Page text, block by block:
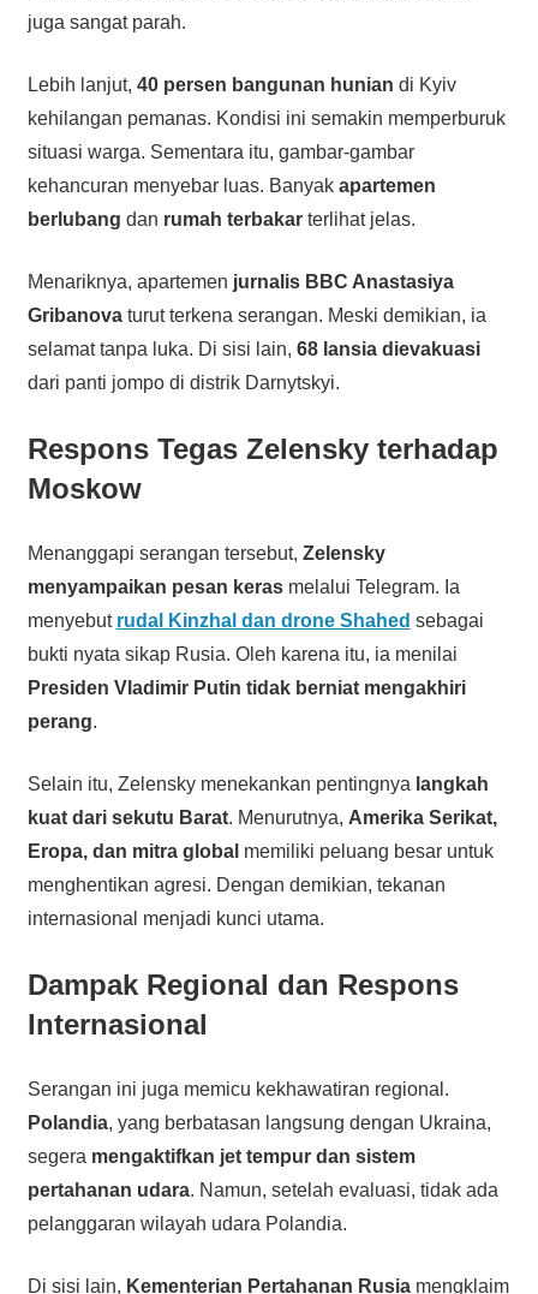
juga sangat parah.
Lebih lanjut, 40 persen bangunan hunian di Kyiv
kehilangan pemanas. Kondisi ini semakin memperburuk
situasi warga. Sementara itu, gambar-gambar
kehancuran menyebar luas. Banyak apartemen
berlubang dan rumah terbakarterlihat jelas.
Menariknya, apartemen jurnalis BBC Anastasiya
Gribanovaturut terkena serangan. Meski demikian, ia
selamat tanpa luka. Di sisi lain, 68 lansia dievakuasi
dari panti jompo di distrik Darnytskyi.
Respons Tegas Zelensky terhadap
Moskow
Menanggapi serangan tersebut, Zelensky
menyampaikan pesan kerasmelalui Telegram. Ia
menyebut rudal Kinzhal dan drone Shahed sebagai
bukti nyata sikap Rusia. Oleh karena itu, ia menilai
Presiden Vladimir Putin tidak berniat mengakhiri
perang.
Selain itu, Zelensky menekankan pentingnya langkah
kuat dari sekutu Barat. Menurutnya, Amerika Serikat,
Eropa, dan mitra global memiliki peluang besar untuk
menghentikan agresi. Dengan demikian, tekanan
internasional menjadi kunci utama.
Dampak Regional dan Respons
Internasional
Serangan ini juga memicu kekhawatiran regional.
Polandia, yang berbatasan langsung dengan Ukraina,
segera mengaktifkan jet tempur dan sistem
pertahanan udara. Namun, setelah evaluasi, tidak ada
pelanggaran wilayah udara Polandia.
Di sisi lain, Kementerian Pertahanan Rusiamengklaim